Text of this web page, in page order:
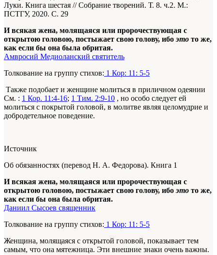
Луки. Книга шестая // Собрание творений. Т. 8. ч.2. М.:
ПСТГУ, 2020. С. 29
И всякая жена, молящаяся или пророчествующая с
открытою головою, постыжает свою голову, ибоэто то же,
как если бы она была обритая.
Амвросий Медиоланский святитель
Толкование на группу стихов: 1 Кор: 11: 5-5
Также подобает и женщине молиться в приличном одеянии
См. : 1 Кор. 11:4-16; 1 Тим. 2:9-10 , но особо следует ей
молиться с покрытой головой, в молитве являя целомудрие и
добродетельное поведение.
Источник
Об обязанностях (перевод Н. А. Федорова). Книга 1
И всякая жена, молящаяся или пророчествующая с
открытою головою, постыжает свою голову, ибоэто то же,
как если бы она была обритая.
Даниил Сысоев священник
Толкование на группу стихов: 1 Кор: 11: 5-5
Женщина, молящаяся с открытой головой, показывает тем
самым, что она мятежница. Эти внешние знаки очень важны.